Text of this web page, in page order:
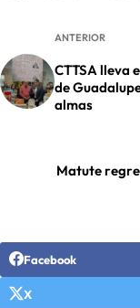
ANTERIOR
CTTSA lleva
de
almas
Matute
Facebook
X